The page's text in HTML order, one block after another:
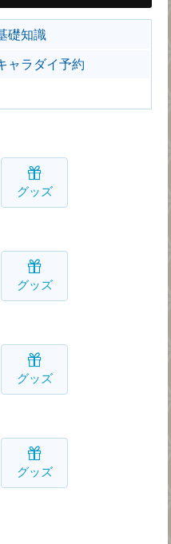
礎知識
ャラダイ予約
グッズ
グッズ
グッズ
グッズ